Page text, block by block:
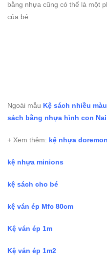
bằng nhựa cũng có thể là một
của bé
Ngoài mẫu Kệ sách nhiều màu
sách bằng nhựa hình con Nai
+ Xem thêm: kệ nhựa doremon
kệ nhựa minions
kệ sách cho bé
kệ ván ép Mfc 80cm
Kệ ván ép 1m
Kệ ván ép 1m2